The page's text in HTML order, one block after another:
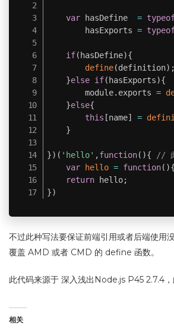
var hasDefine =
        hasExports
=
if( hasDefine){
define(definition) ;
}else if( hasExports){
        module
. exports =
}else{
this [name] =
}
}) ( 'hello' ,function( ){
//
var
hello = function( ){
return hello;
})
不过此种写法要保证前端引用或者后端使用
覆盖 AMD 或者 CMD 的 define 函数。
此代码来源于 深入浅出Node.js P45 2.7.4，
相关